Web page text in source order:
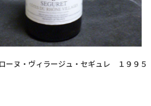
ーヌ・ヴィラージュ・セギュレ １９９５